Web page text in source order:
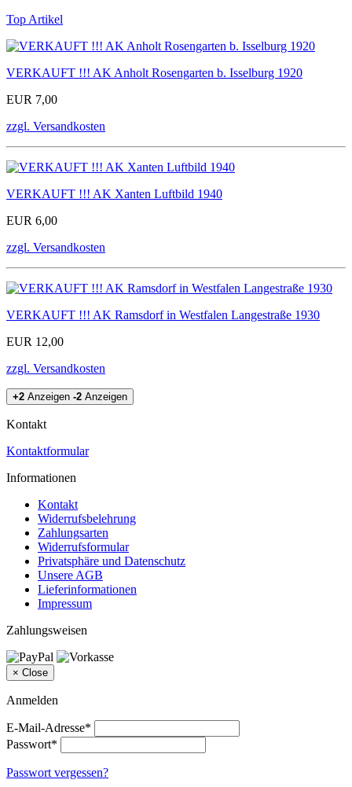
Top Artikel
VERKAUFT !!! AK Anholt Rosengarten b. Isselburg 1920
EUR 7,00
zzgl. Versandkosten
VERKAUFT !!! AK Xanten Luftbild 1940
EUR 6,00
zzgl. Versandkosten
VERKAUFT !!! AK Ramsdorf in Westfalen Langestraße 1930
EUR 12,00
zzgl. Versandkosten
+2 Anzeigen -2 Anzeigen
Kontakt
Kontaktformular
Informationen
Kontakt
Widerrufsbelehrung
Zahlungsarten
Widerrufsformular
Privatsphäre und Datenschutz
Unsere AGB
Lieferinformationen
Impressum
Zahlungsweisen
× Close
Anmelden
E-Mail-Adresse*
Passwort*
Passwort vergessen?